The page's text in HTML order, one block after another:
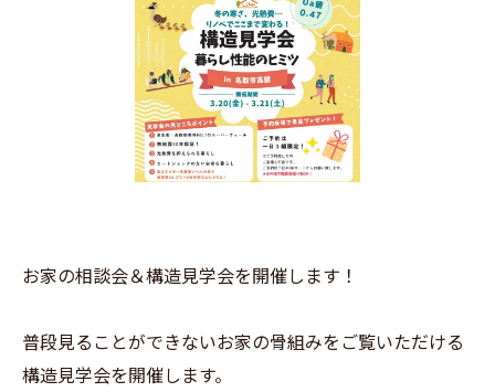
お家の相談会＆構造見学会を開催します！
普段見ることができないお家の骨組みをご覧いただける
構造見学会を開催します。